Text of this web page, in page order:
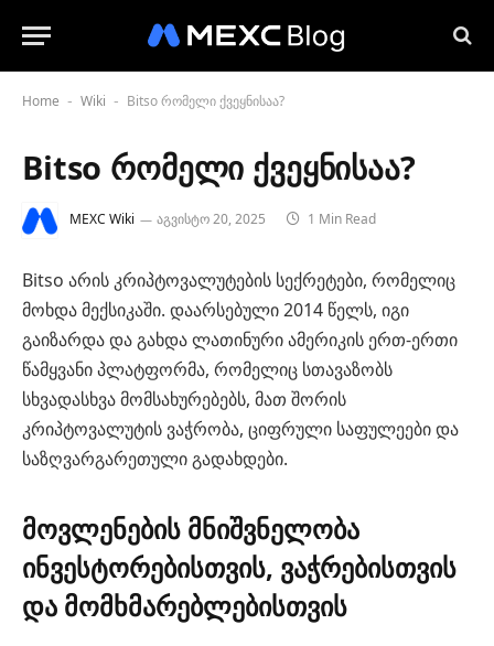
Home - Wiki - Bitso რომელი ქვეყნისაა?
Bitso რომელი ქვეყნისაა?
MEXC Wiki აგვისტო 20, 2025 1 Min Read
Bitso არის კრიპტოვალუტების სექრეტები, რომელიც
მოხდა მექსიკაში. დაარსებული 2014 წელს, იგი
გაიზარდა და გახდა ლათინური ამერიკის ერთ-ერთი
წამყვანი პლატფორმა, რომელიც სთავაზობს
სხვადასხვა მომსახურებებს, მათ შორის
კრიპტოვალუტის ვაჭრობა, ციფრული საფულეები და
საზღვარგარეთული გადახდები.
მოვლენების მნიშვნელობა
ინვესტორებისთვის, ვაჭრებისთვის
და მომხმარებლებისთვის